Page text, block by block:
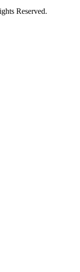
Reserved.